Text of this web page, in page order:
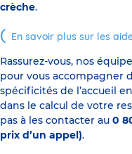
crèche.
En savoir plus sur les
Rassurez-vous, nos
pour vous accompagner
spécificités de l’accueil
dans le calcul de votre
pas à les contacter au 0
prix d’un appel).